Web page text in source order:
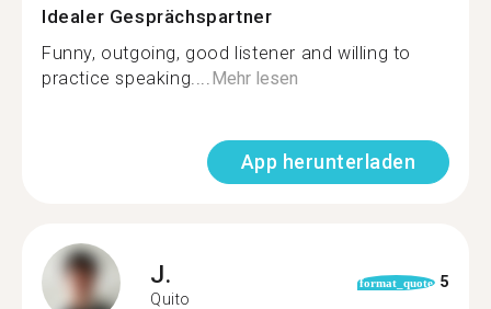
Idealer Gesprächspartner
Funny, outgoing, good listener and willing to
practice speaking.... Mehr lesen
App herunterladen
J.
Quito
format_quote 5